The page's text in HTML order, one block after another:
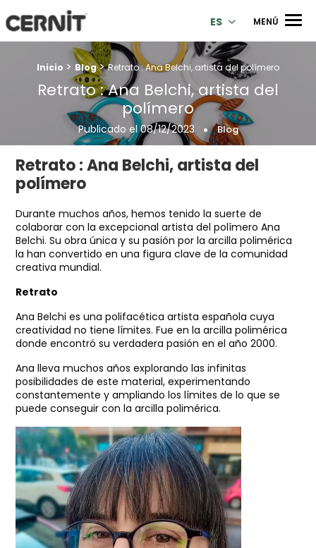
Cernit Une qualité haut de gamme pour des créations
ES MENÚ
Breadcrumb trail:
Inicio > Blog>Retrato : Ana Belchi, artista del polímero
Retrato : Ana Belchi, artista del
polímero
Publicado el 08/12/2023 Blog
Retrato : Ana Belchi, artista del
polímero
Durante muchos años, hemos tenido la suerte de
colaborar con la excepcional artista del polímero Ana
Belchi. Su obra única y su pasión por la arcilla polimérica
la han convertido en una figura clave de la comunidad
creativa mundial.
Retrato
Ana Belchi es una polifacética artista española cuya
creatividad no tiene límites. Fue en la arcilla polimérica
donde encontró su verdadera pasión en el año 2000.
Ana lleva muchos años explorando las infinitas
posibilidades de este material, experimentando
constantemente y ampliando los límites de lo que se
puede conseguir con la arcilla polimérica.